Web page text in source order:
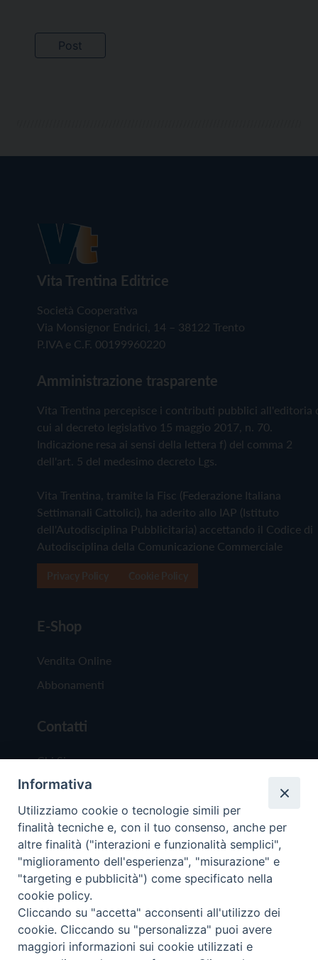
Vita Trentina Editrice
Società Cooperativa
Via Monsignor Endrici, 14 – 38122 Trento
P.IVA e C.F. 00199960220
Amministrazione trasparente
Vita Trentina percepisce i contributi pubblici all'editoria
cui al decreto legislativo 15 maggio 2017, n. 70.
Indicazione resa ai sensi della lettera f) del comma 2
dell'art. 5 del medesimo decreto Lgs.
Vita Trentina, tramite la Fisc (Federazione Italiana
Settimanali Cattolici), ha aderito allo IAP (Istituto
dell'Autodisciplina Pubblicitaria) accettando il Codice di
Autodisciplina della Comunicazione Commerciale
E-Shop
Vendita Online
Abbonamenti
Contatti
Chi Siamo
Redazione
Scrivici
Copyright © 2019 - Tutti i diritti riservati - Vita
Trentina Editrice
Privacy Policy
Informativa
Utilizziamo cookie o tecnologie simili per
finalità tecniche e, con il tuo consenso, anche per
altre finalità ("interazioni e funzionalità semplici",
"miglioramento dell'esperienza", "misurazione" e
"targeting e pubblicità") come specificato nella
cookie policy.
Cliccando su "accetta" acconsenti all'utilizzo dei
cookie. Cliccando su "personalizza" puoi avere
maggiori informazioni sui cookie utilizzati e